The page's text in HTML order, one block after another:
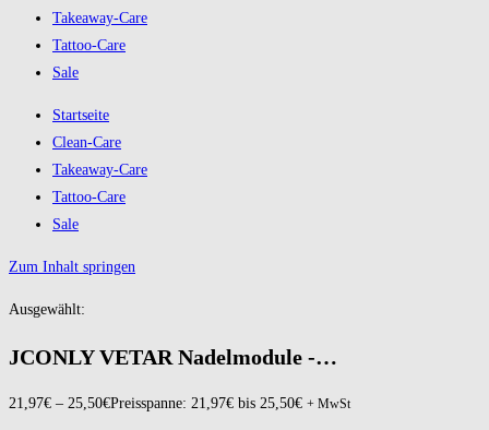
Takeaway-Care
Tattoo-Care
Sale
Startseite
Clean-Care
Takeaway-Care
Tattoo-Care
Sale
Zum Inhalt springen
Ausgewählt:
JCONLY VETAR Nadelmodule -…
21,97€ – 25,50€Preisspanne: 21,97€ bis 25,50€ + MwSt